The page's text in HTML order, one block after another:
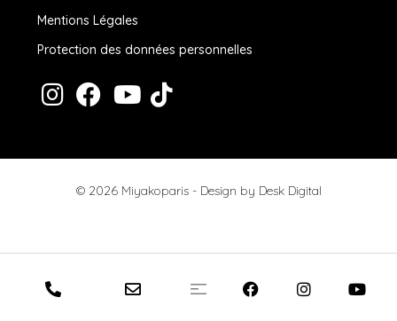
Mentions Légales
Protection des données personnelles
© 2026 Miyakoparis - Design by Desk Digital